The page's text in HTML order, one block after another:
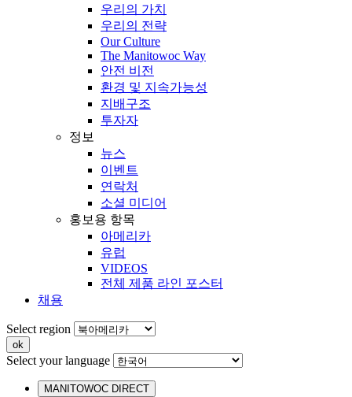
우리의 가치
우리의 전략
Our Culture
The Manitowoc Way
안전 비전
환경 및 지속가능성
지배구조
투자자
정보
뉴스
이벤트
연락처
소셜 미디어
홍보용 항목
아메리카
유럽
VIDEOS
전체 제품 라인 포스터
채용
Select region
Select your language
MANITOWOC DIRECT